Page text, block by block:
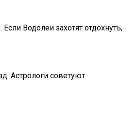
Водолеи захотят отдохнуть,
Астрологи советуют